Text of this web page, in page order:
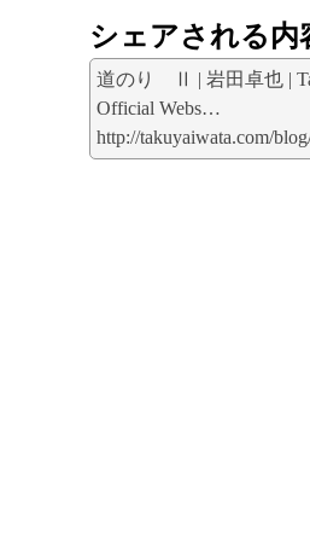
シェアされる内
道のり Ⅱ | 岩田卓也 |
Official Webs…
http://takuyaiwata.com/